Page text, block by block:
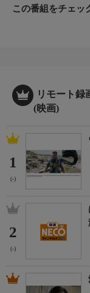
この番組をチェッ
リモート録
(映画)
1
(-)
2
(-)